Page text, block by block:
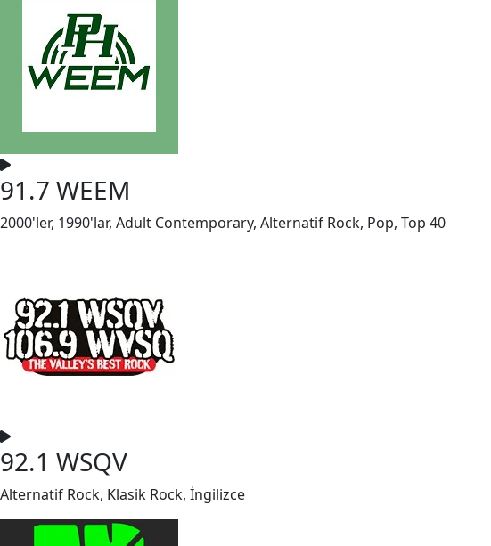
91.7 WEEM
2000'ler, 1990'lar, Adult Contemporary, Alternatif Rock, Pop, Top 40
92.1 WSQV
Alternatif Rock, Klasik Rock, İngilizce